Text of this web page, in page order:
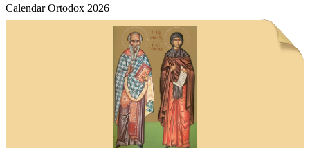
Calendar Ortodox 2026